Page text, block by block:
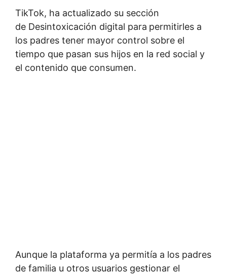
TikTok, ha actualizado su sección
de Desintoxicación digital para permitirles a
los padres tener mayor control sobre el
tiempo que pasan sus hijos en la red social y
el contenido que consumen.
Aunque la plataforma ya permitía a los padres
de familia u otros usuarios gestionar el